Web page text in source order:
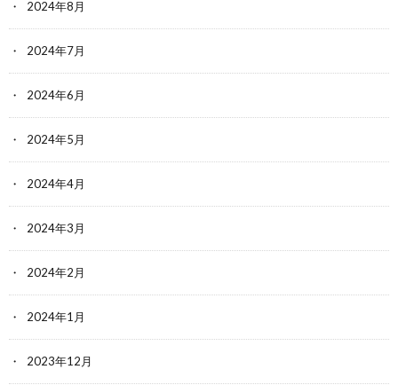
2024年8月
2024年7月
2024年6月
2024年5月
2024年4月
2024年3月
2024年2月
2024年1月
2023年12月